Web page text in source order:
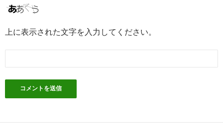
上に表示された文字を入力してください。